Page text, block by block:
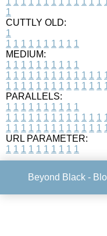
1
CUTTLY OLD:
1
1 1 1 1 1 1 1 1 1 1
MEDIUM:
1 1 1 1 1 1 1 1 1 1
1 1 1 1 1 1 1 1 1 1 1 1 1
1 1 1 1 1 1 1 1 1 1 1 1 1
PARALLELS:
1 1 1 1 1 1 1 1 1 1
1 1 1 1 1 1 1 1 1 1 1 1 1
1 1 1 1 1 1 1 1 1 1 1 1 1
URL PARAMETER:
1 1 1 1 1 1 1 1 1 1
Beyond Black -